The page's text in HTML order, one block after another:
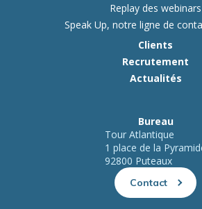
Replay des webinars
Speak Up, notre ligne de
Clients
Recrutement
Actualités
Bureau
Tour Atlantique
1 place de la
92800 Puteaux
Contact